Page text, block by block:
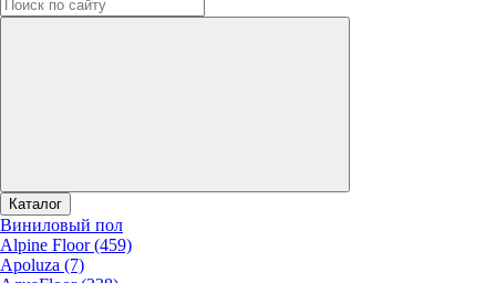
Каталог
Виниловый пол
Alpine Floor (459)
Apoluza (7)